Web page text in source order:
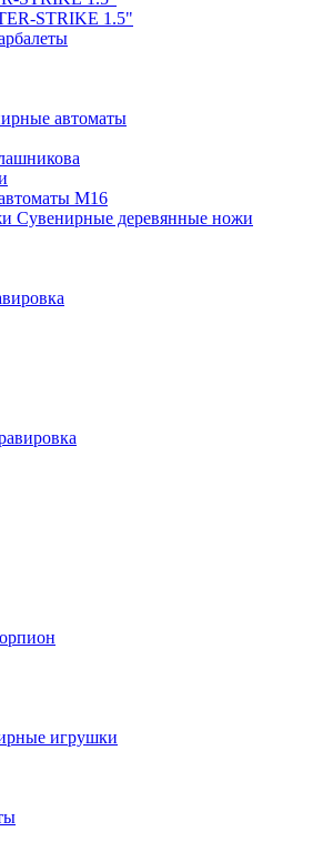
STRIKE 1.5"
автоматы
М16
Сувенирные деревянные ножи
игрушки